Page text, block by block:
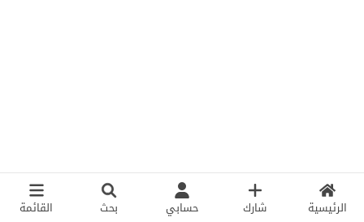
الرئيسية شارك حسابي بحث القائمة